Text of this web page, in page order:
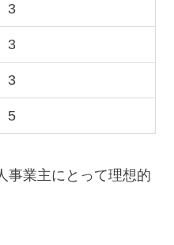
3
3
3
5
事業主にとって理想的